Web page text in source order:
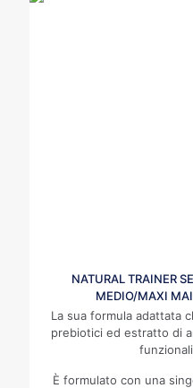
NATURAL TRAINER
MEDIO/MAXI
La sua formula adattata
prebiotici ed estratto di
È formulato con una